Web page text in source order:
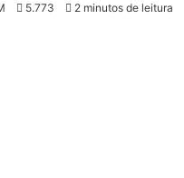
5.773 2 minutos de leitura